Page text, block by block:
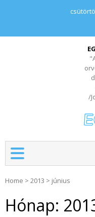
/
Home > 2013 > június
Hónap: